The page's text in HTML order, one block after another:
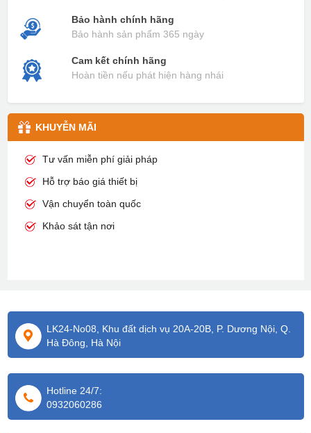
Bảo hành chính hãng
Bảo hành sản phẩm 365 ngày
Cam kết chính hãng
Hoàn tiền nếu phát hiện hàng nhái
KHUYỄN MÃI
Tư vấn miễn phí giải pháp
Hỗ trợ báo giá thiết bị
Vận chuyển toàn quốc
Khảo sát tận nơi
LK24-No08, Khu đất dịch vụ 20A-20B, P. Dương Nội, Q.
Hà Đông, Hà Nội
Hotline 24/7:
0932060286